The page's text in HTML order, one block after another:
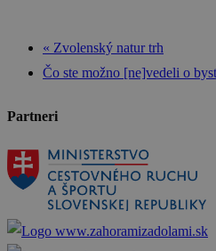
« Zvolenský natur trh
Čo ste možno [ne]vedeli o
Partneri